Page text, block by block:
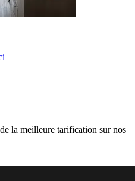
la meilleure tarification sur nos